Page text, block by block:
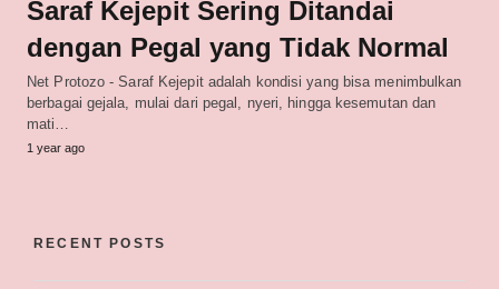
Saraf Kejepit Sering Ditandai
dengan Pegal yang Tidak Normal
Net Protozo - Saraf Kejepit adalah kondisi yang bisa menimbulkan
berbagai gejala, mulai dari pegal, nyeri, hingga kesemutan dan
mati…
1 year ago
RECENT POSTS